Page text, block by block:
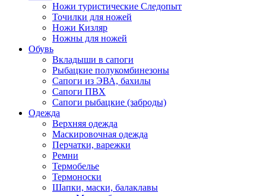
Ножи туристические Следопыт
Точилки для ножей
Ножи Кизляр
Ножны для ножей
Обувь
Вкладыши в сапоги
Рыбацкие полукомбинезоны
Сапоги из ЭВА, бахилы
Сапоги ПВХ
Сапоги рыбацкие (заброды)
Одежда
Верхняя одежда
Маскировочная одежда
Перчатки, варежки
Ремни
Термобелье
Термоноски
Шапки, маски, балаклавы